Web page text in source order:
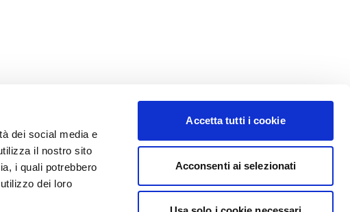
dei social media e
il nostro sito
i quali potrebbero
dei loro
Accetta tutti i cookie
Acconsenti ai selezionati